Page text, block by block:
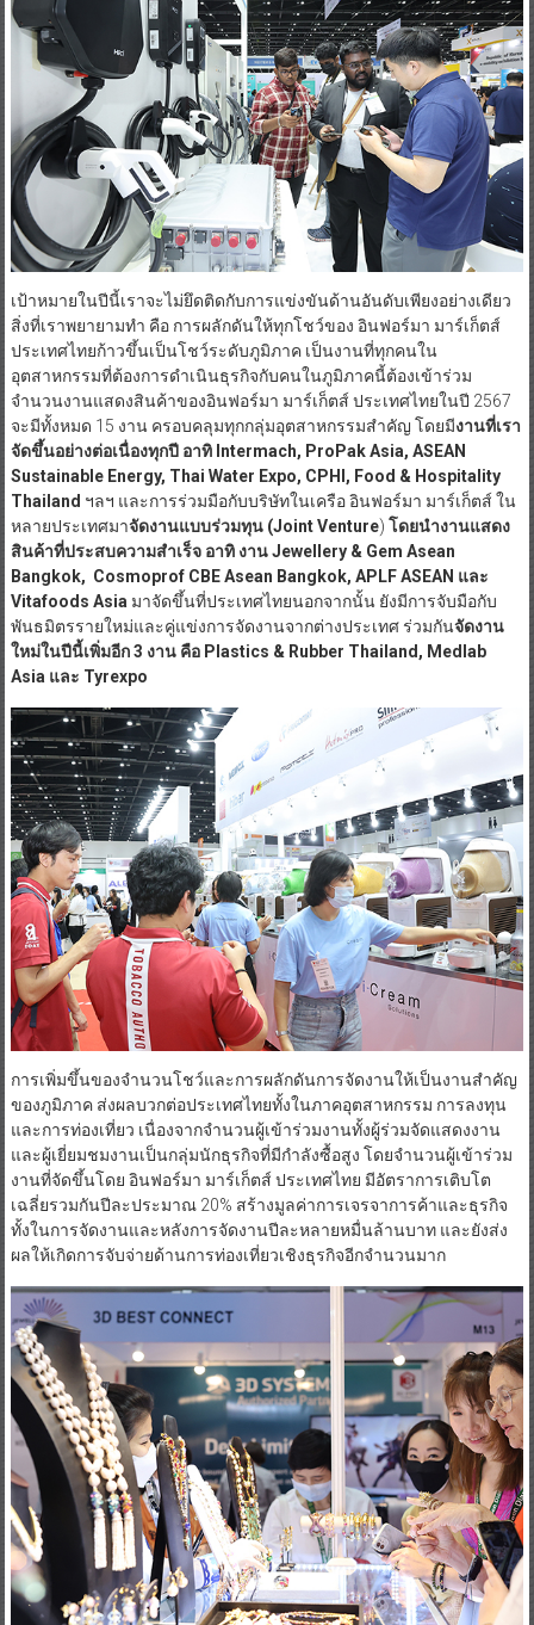
เป้าหมายในปีนี้เราจะไม่ยึดติดกับการแข่งขันด้านอันดับเพียงอย่างเดียว
สิ่งที่เราพยายามทำ คือ การผลักดันให้ทุกโชว์ของ อินฟอร์มา มาร์เก็ตส์
ประเทศไทยก้าวขึ้นเป็นโชว์ระดับภูมิภาค เป็นงานที่ทุกคนใน
อุตสาหกรรมที่ต้องการดำเนินธุรกิจกับคนในภูมิภาคนี้ต้องเข้าร่วม
จำนวนงานแสดงสินค้าของอินฟอร์มา มาร์เก็ตส์ ประเทศไทยในปี 2567
จะมีทั้งหมด 15 งาน ครอบคลุมทุกกลุ่มอุตสาหกรรมสำคัญ โดยมีงานที่เรา
จัดขึ้นอย่างต่อเนื่องทุกปี อาทิ Intermach, ProPak Asia, ASEAN
Sustainable Energy, Thai Water Expo, CPHI, Food & Hospitality
Thailand ฯลฯ และการร่วมมือกับบริษัทในเครือ อินฟอร์มา มาร์เก็ตส์ ใน
หลายประเทศมาจัดงานแบบร่วมทุน (Joint Venture) โดยนำงานแสดง
สินค้าที่ประสบความสำเร็จ อาทิ งานJewellery & Gem Asean
Bangkok, Cosmoprof CBE Asean Bangkok, APLF ASEAN และ
Vitafoods Asia มาจัดขึ้นที่ประเทศไทยนอกจากนั้น ยังมีการจับมือกับ
พันธมิตรรายใหม่และคู่แข่งการจัดงานจากต่างประเทศ ร่วมกันจัดงาน
ใหม่ในปีนี้เพิ่มอีก3 งาน คือ Plastics & Rubber Thailand, Medlab
Asia และ Tyrexpo
การเพิ่มขึ้นของจำนวนโชว์และการผลักดันการจัดงานให้เป็นงานสำคัญ
ของภูมิภาค ส่งผลบวกต่อประเทศไทยทั้งในภาคอุตสาหกรรม การลงทุน
และการท่องเที่ยว เนื่องจากจำนวนผู้เข้าร่วมงานทั้งผู้ร่วมจัดแสดงงาน
และผู้เยี่ยมชมงานเป็นกลุ่มนักธุรกิจที่มีกำลังซื้อสูง โดยจำนวนผู้เข้าร่วม
งานที่จัดขึ้นโดย อินฟอร์มา มาร์เก็ตส์ ประเทศไทย มีอัตราการเติบโต
เฉลี่ยรวมกันปีละประมาณ 20% สร้างมูลค่าการเจรจาการค้าและธุรกิจ
ทั้งในการจัดงานและหลังการจัดงานปีละหลายหมื่นล้านบาท และยังส่ง
ผลให้เกิดการจับจ่ายด้านการท่องเที่ยวเชิงธุรกิจอีกจำนวนมาก